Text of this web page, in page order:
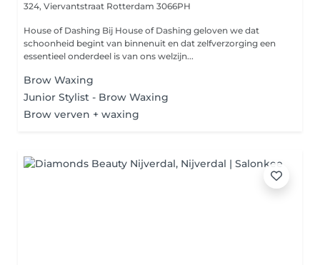
324, Viervantstraat Rotterdam 3066PH
House of Dashing Bij House of Dashing geloven we dat
schoonheid begint van binnenuit en dat zelfverzorging een
essentieel onderdeel is van ons welzijn...
Brow Waxing
Junior Stylist - Brow Waxing
Brow verven + waxing